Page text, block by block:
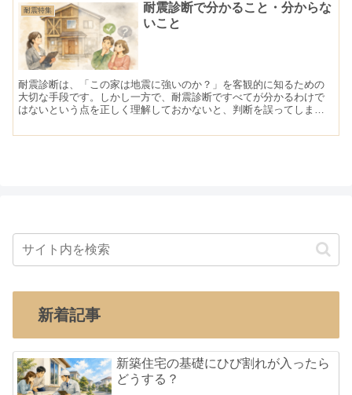
耐震特集
耐震診断で分かること・分からな
いこと
耐震診断は、「この家は地震に強いのか？」を客観的に知るための
大切な手段です。しかし一方で、耐震診断ですべてが分かるわけで
はないという点を正しく理解しておかないと、判断を誤ってしまう
ないこと」を整理し、診断結果をどう受け止めるべきかを解説しま
新着記事
新築住宅の基礎にひび割れが入ったら
どうする？